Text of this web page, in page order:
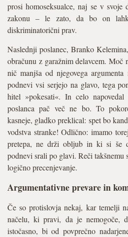
prosi homoseksualce, naj se v svoje
zakonu – le zato, da bo on
diskriminatorični prav.
Naslednji poslanec, Branko
obračunu z garažnim delavcem. Moč
nič manjša od njegovega
podnevi vsi serjejo na glavo, tega
hitel »pokesati«. In celo
poslanca pač več ne bo. To
kasneje, gladko preklical: spet bo
vodstva stranke! Odlično: imamo
pretepa, ne drži obljub in ki si še
podnevi srali po glavi. Reči takšnemu
logično precenjevanje.
Argumentativne prevare in
Če so protislovja nekaj, kar temelji
načelu, ki pravi, da je
istočasno, bi od povprečno